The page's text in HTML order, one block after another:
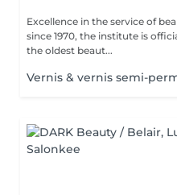
Excellence in the service of beauty! Located in the
since 1970, the institute is
the oldest beaut...
Vernis & vernis semi-